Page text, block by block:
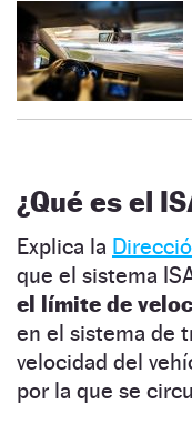
¿Qué es el
Explica la
que el sistema
el límite de
en el sistema de
velocidad del
por la que se